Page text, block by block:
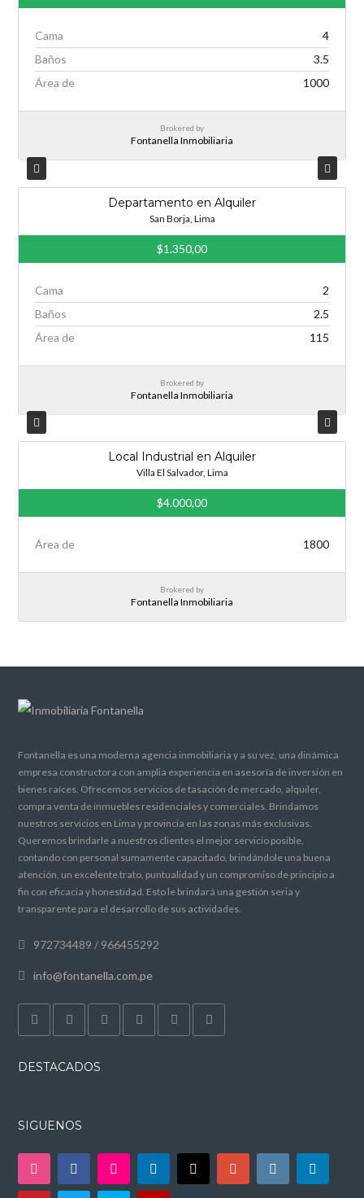
Cama
4
Baños
3.5
Área de
1000
Brokered by
Fontanella Inmobiliaria
Departamento en Alquiler
San Borja, Lima
$1.350,00
Cama
2
Baños
2.5
Área de
115
Brokered by
Fontanella Inmobiliaria
Local Industrial en Alquiler
Villa El Salvador, Lima
$4.000,00
Área de 1800
Brokered by
Fontanella Inmobiliaria
Fontanella es una moderna agencia inmobiliaria y a su vez, una dinámica
empresa constructora con amplia experiencia en asesoría de inversión en
bienes raíces. Ofrecemos servicios de tasación de mercado, alquiler,
compra venta de inmuebles residenciales y comerciales. Brindamos
nuestros servicios en Lima y provincia en las zonas más exclusivas.
Queremos brindarle a nuestros clientes el mejor servicio posible,
contando con personal sumamente capacitado, brindándole una buena
atención, un excelente trato, puntualidad y un compromiso de principio a
fin con eficacia y honestidad. Esto le brindará una gestión seria y
transparente para el desarrollo de sus actividades.
972734489 / 966455292
info@fontanella.com.pe
DESTACADOS
SIGUENOS